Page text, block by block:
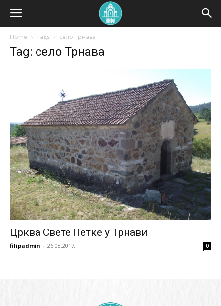
Home Tags село Трнава
Tag: село Трнава
Црква Свете Петке у Трнави
filipadmin - 26.08.2017. 0